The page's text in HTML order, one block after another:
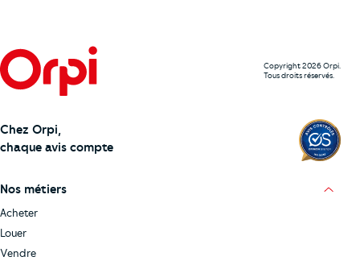
Copyright 2026 Orpi.
Tous droits réservés.
Chez Orpi,
chaque avis compte
Nos métiers
Acheter
Louer
Vendre